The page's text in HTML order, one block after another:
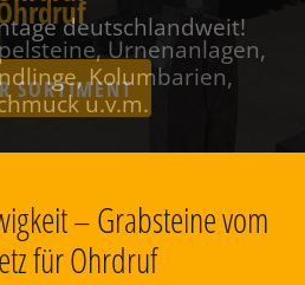
Urnenanlagen,
Kolumbarien,
u.v.m.
– Grabsteine vom
für Ohrdruf